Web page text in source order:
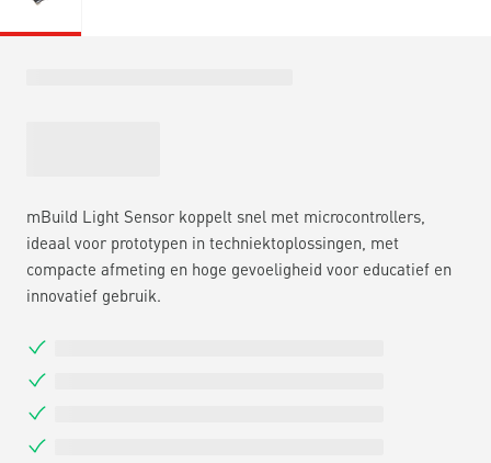
mBuild Light Sensor koppelt snel met microcontrollers,
ideaal voor prototypen in techniektoplossingen, met
compacte afmeting en hoge gevoeligheid voor educatief en
innovatief gebruik.